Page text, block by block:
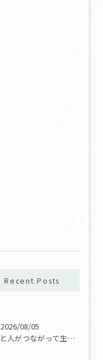
Recent Posts
2026/08/05
人と人がつながって生まれた一品！ユタカフェオリジナルコーヒーシフォン誕生！